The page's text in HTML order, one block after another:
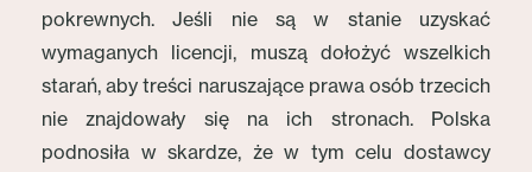
pokrewnych. Jeśli nie są w stanie uzyskać
wymaganych licencji, muszą dołożyć wszelkich
starań, aby treści naruszające prawa osób trzecich
nie znajdowały się na ich stronach. Polska
podnosiła w skardze, że w tym celu dostawcy